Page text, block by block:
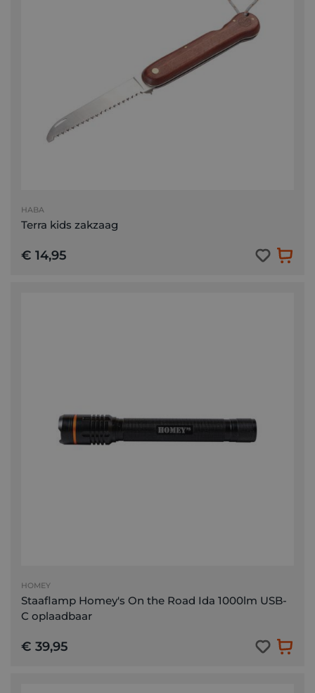
HABA
Terra kids zakzaag
€ 14,95
HOMEY
Staaflamp Homey's On the Road Ida 1000lm USB-
C oplaadbaar
€ 39,95